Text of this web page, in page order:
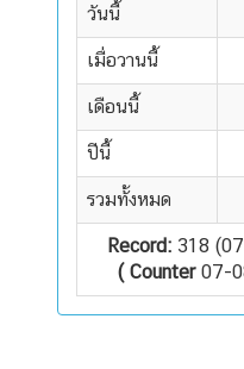
วันนี้
เมื่อวานนี้
เดือนนี้
ปีนี้
รวมทั้งหมด
Record: 318
( Counter07-